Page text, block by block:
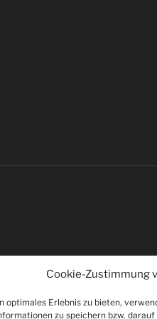
Cookie-Zustimmung
optimales Erlebnis zu bieten,
zu speichern bzw.